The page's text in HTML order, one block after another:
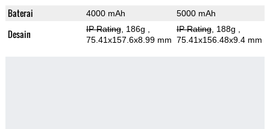
Baterai 4000 mAh 5000 mAh
Desain IP Rating, 186g
75.41x157.6x8.99 mm
IP Rating, 188g
75.41x156.48x9.4 mm